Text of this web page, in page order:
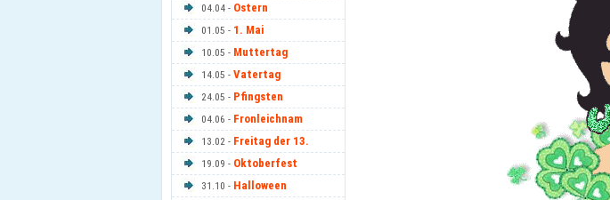
04.04 - Ostern
01.05 - 1. Mai
10.05 - Muttertag
14.05 - Vatertag
24.05 - Pfingsten
04.06 - Fronleichnam
13.02 - Freitag der 13.
19.09 - Oktoberfest
31.10 - Halloween